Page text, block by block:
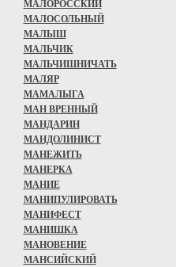
МАЛОРОССКИЙ
МАЛОСОЛЬНЫЙ
МАЛЫШ
МАЛЬЧИК
МАЛЬЧИШНИЧАТЬ
МАЛЯР
МАМАЛЫГА
МАН ВРЕННЫЙ
МАНДАРИН
МАНДОЛИНИСТ
МАНЕЖИТЬ
МАНЕРКА
МАНИЕ
МАНИПУЛИРОВАТЬ
МАНИФЕСТ
МАНИШКА
МАНОВЕНИЕ
МАНСИЙСКИЙ